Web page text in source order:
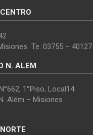
Te. 03755 –
N. ALEM
1°Piso, Local14
Além – Misiones